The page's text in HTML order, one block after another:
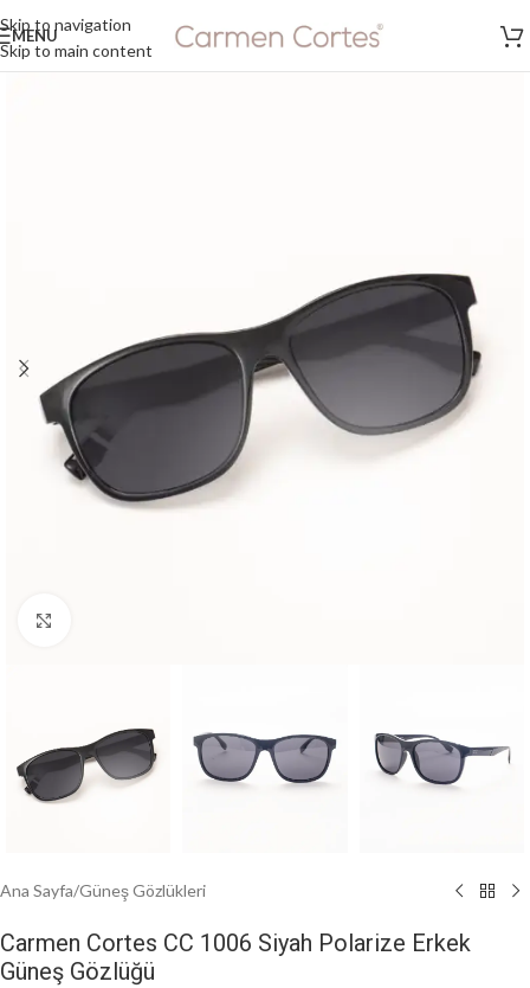
Skip to navigation
Skip to main content
MENU
Ana Sayfa/Güneş Gözlükleri
Carmen Cortes CC 1006 Siyah Polarize Erkek
Güneş Gözlüğü